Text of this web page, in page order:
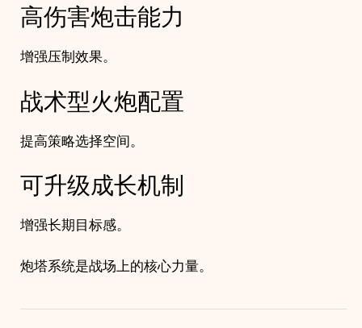
高伤害炮击能力
增强压制效果。
战术型火炮配置
提高策略选择空间。
可升级成长机制
增强长期目标感。
炮塔系统是战场上的核心力量。